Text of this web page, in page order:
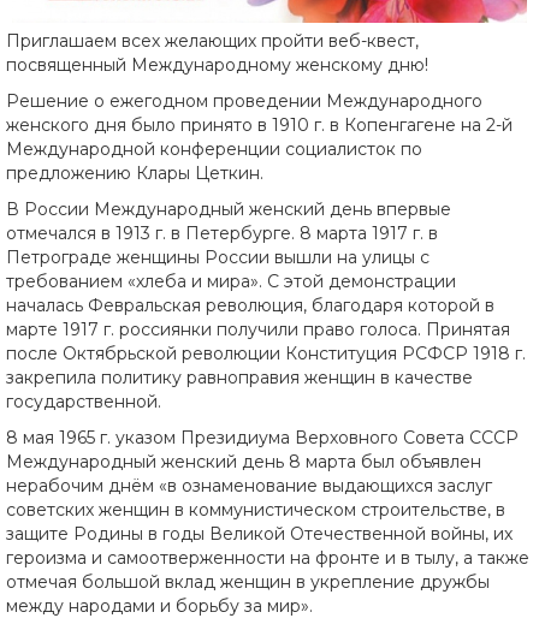
Приглашаем всех желающих пройти веб-квест,
посвященный Международному женскому дню!
Решение о ежегодном проведении Международного
женского дня было принято в 1910 г. в Копенгагене на 2-й
Международной конференции социалисток по
предложению Клары Цеткин.
В России Международный женский день впервые
отмечался в 1913 г. в Петербурге. 8 марта 1917 г. в
Петрограде женщины России вышли на улицы с
требованием «хлеба и мира». С этой демонстрации
началась Февральская революция, благодаря которой в
марте 1917 г. россиянки получили право голоса. Принятая
после Октябрьской революции Конституция РСФСР 1918 г.
закрепила политику равноправия женщин в качестве
государственной.
8 мая 1965 г. указом Президиума Верховного Совета СССР
Международный женский день 8 марта был объявлен
нерабочим днём «в ознаменование выдающихся заслуг
советских женщин в коммунистическом строительстве, в
защите Родины в годы Великой Отечественной войны, их
героизма и самоотверженности на фронте и в тылу, а также
отмечая большой вклад женщин в укрепление дружбы
между народами и борьбу за мир».